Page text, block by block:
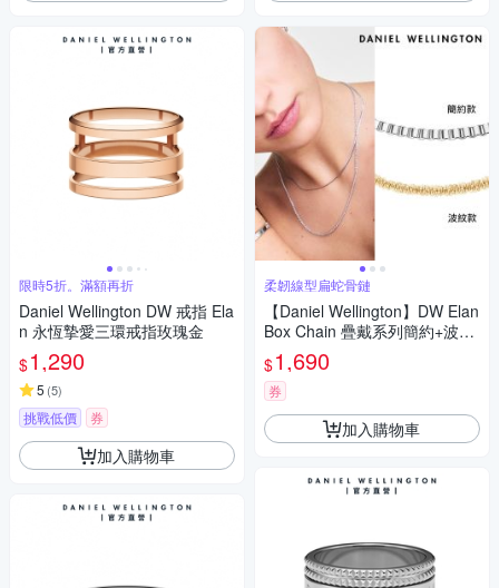
限時5折。滿額再折
Daniel Wellington DW 戒指 Ela
n 永恆摯愛三環戒指玫瑰金
$1,290
5 (5)
挑戰低價 券
加入購物車
柔韌線型扁蛇骨鏈
【Daniel Wellington】DW Elan
Box Chain 疊戴系列簡約+波紋
項鍊(多色賣場)
$1,690
券
加入購物車